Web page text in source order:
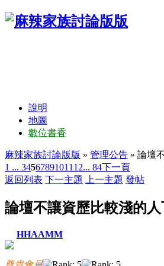
說明
地圖
數位書香
麻辣家族討論版版 » 管理公告 » 論壇
1 ... 34567891011 12... 84下一頁
返回列表 下一主題 上一主題 發帖
論壇不讓資歷比較淺的
HHAAMM